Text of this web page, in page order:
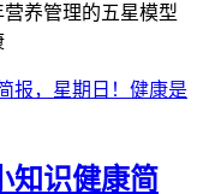
养管理的五星模型
知识健康简